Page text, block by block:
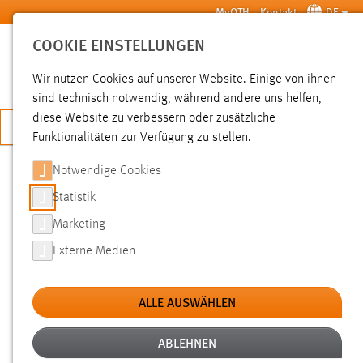
Zum Hauptinhalt springen MyOTH Kontakt DE
SUCHE
JETZT BEWERBEN
SUCHE
FILTER
Typ
Erstellungsdatum
COOKIE EINSTELLUNGEN
Wir nutzen Cookies auf unserer Website. Einige von ihnen
sind technisch notwendig, während andere uns helfen,
diese Website zu verbessern oder zusätzliche
Funktionalitäten zur Verfügung zu stellen.
Notwendige Cookies
Statistik
Marketing
Externe Medien
ALLE AUSWÄHLEN
ABLEHNEN